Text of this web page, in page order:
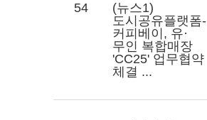
54
(뉴스1)
도시공유플랫폼-
커피베이, 유·
무인 복합매장
'CC25' 업무협약
체결 ...